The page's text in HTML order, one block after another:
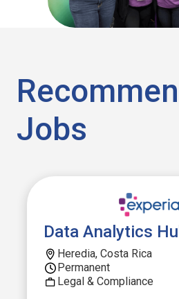
Jobs
Data Analytics
Heredia, Costa Rica
Permanent
Legal & Compliance